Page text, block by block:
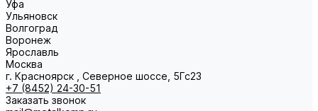
Уфа
Ульяновск
Волгоград
Воронеж
Ярославль
Москва
г. Красноярск , Северное шоссе, 5Гс23
+7 (8452) 24-30-51
Заказать звонок